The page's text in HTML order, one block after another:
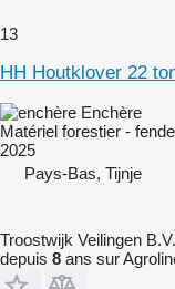
13
HH Houtklover 22
Enchère
Matériel forestier -
2025
Pays-Bas, Tijnje
Troostwijk Veilingen B.V.
depuis 8 ans sur